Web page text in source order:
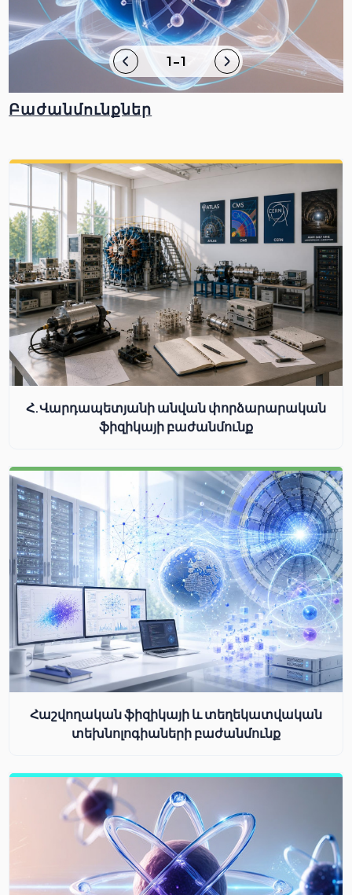
1-1
Բաժանմունքներ
Հ.Վարդապետյանի անվան փորձարարական
ֆիզիկայի բաժանմունք
Հաշվողական ֆիզիկայի և տեղեկատվական
տեխնոլոգիաների բաժանմունք